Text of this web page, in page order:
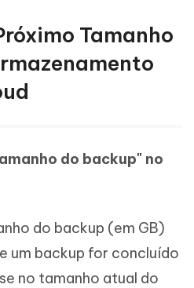
Tamanho
do backup" no
do backup (em GB)
um backup for concluído
no tamanho atual do